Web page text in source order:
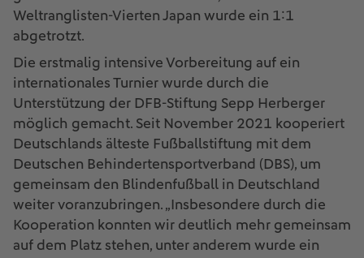
Weltranglisten-Vierten Japan wurde ein 1:1
abgetrotzt.
Die erstmalig intensive Vorbereitung auf ein
internationales Turnier wurde durch die
Unterstützung der DFB-Stiftung Sepp Herberger
möglich gemacht. Seit November 2021 kooperiert
Deutschlands älteste Fußballstiftung mit dem
Deutschen Behindertensportverband (DBS), um
gemeinsam den Blindenfußball in Deutschland
weiter voranzubringen. „Insbesondere durch die
Kooperation konnten wir deutlich mehr gemeinsam
auf dem Platz stehen, unter anderem wurde ein